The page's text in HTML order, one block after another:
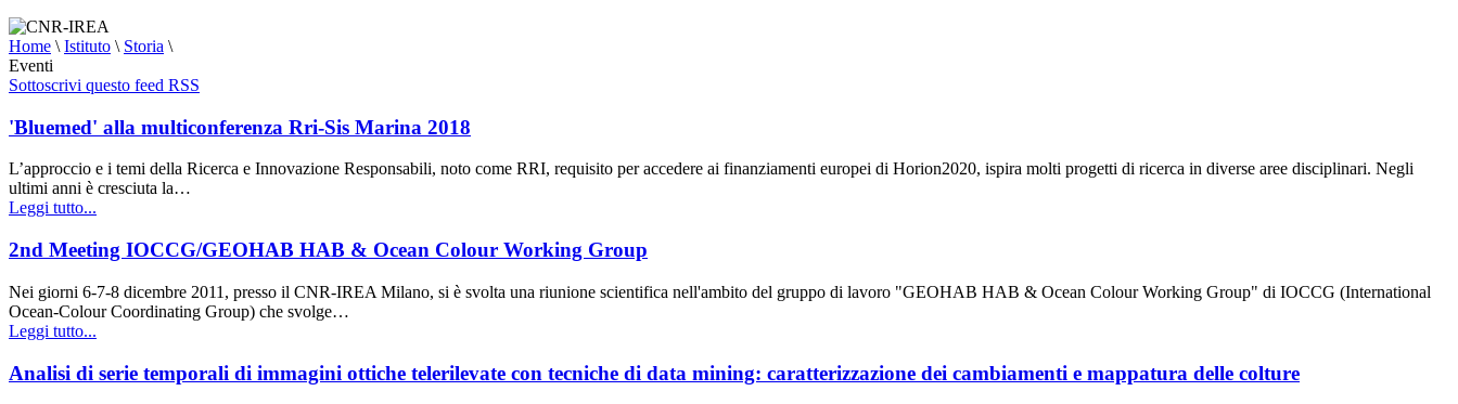
Home \ Istituto \ Storia \
Eventi
Sottoscrivi questo feed RSS
'Bluemed' alla multiconferenza Rri-Sis Marina 2018
L’approccio e i temi della Ricerca e Innovazione Responsabili, noto come RRI, requisito per accedere ai finanziamenti europei di Horion2020, ispira molti progetti di ricerca in diverse aree disciplinari. Negli
ultimi anni è cresciuta la…
Leggi tutto...
2nd Meeting IOCCG/GEOHAB HAB & Ocean Colour Working Group
Nei giorni 6-7-8 dicembre 2011, presso il CNR-IREA Milano, si è svolta una riunione scientifica nell'ambito del gruppo di lavoro "GEOHAB HAB & Ocean Colour Working Group" di IOCCG (International
Ocean-Colour Coordinating Group) che svolge…
Leggi tutto...
Analisi di serie temporali di immagini ottiche telerilevate con tecniche di data mining: caratterizzazione dei cambiamenti e mappatura delle colture